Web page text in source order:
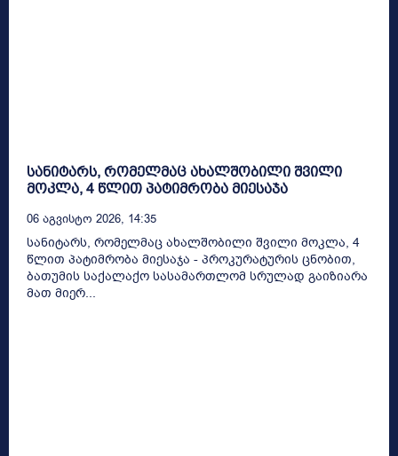
სანიტარს, რომელმაც ახალშობილი შვილი
მოკლა, 4 წლით პატიმრობა მიესაჯა
06 Აგვისტო 2026, 14:35
სანიტარს, რომელმაც ახალშობილი შვილი მოკლა, 4
წლით პატიმრობა მიესაჯა - პროკურატურის ცნობით,
ბათუმის საქალაქო სასამართლომ სრულად გაიზიარა
მათ მიერ...